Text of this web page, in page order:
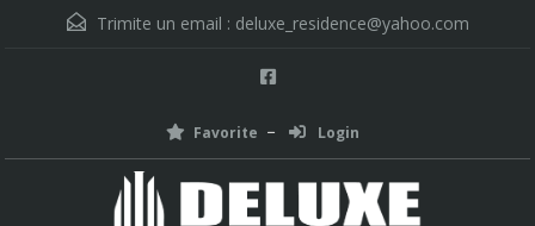
Trimite un email : deluxe_residence@yahoo.com
Favorite Login